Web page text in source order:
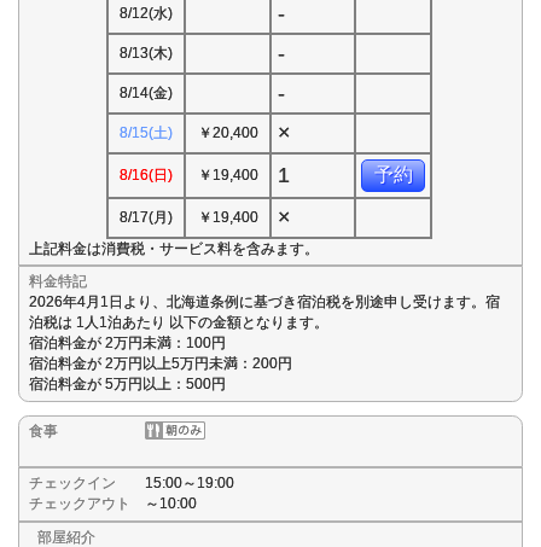
8/12(水) -
8/13(木) -
8/14(金) -
8/15(土) ￥20,400 ×
8/16(日) ￥19,400 1 予約
8/17(月) ￥19,400 ×
上記料金は消費税・サービス料を含みます。
料金特記
2026年4月1日より、北海道条例に基づき宿泊税を別途申し受けます。宿
泊税は 1人1泊あたり 以下の金額となります。
宿泊料金が 2万円未満：100円
宿泊料金が 2万円以上5万円未満：200円
宿泊料金が 5万円以上：500円
食事
チェックイン
15:00～19:00
チェックアウト
～10:00
部屋紹介